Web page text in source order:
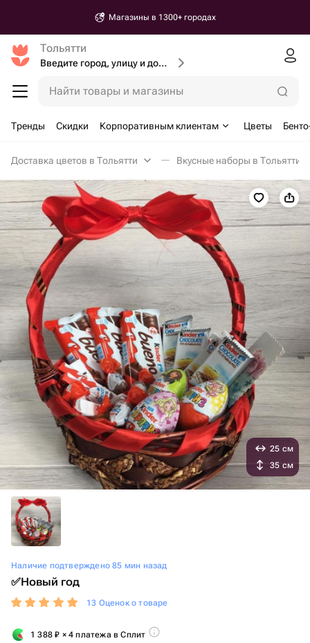
Магазины в 1300+ городах
Тольятти
Введите город, улицу и дом доставки
Найти товары и магазины
Тренды Скидки Корпоративным клиентам Цветы
Доставка цветов в Тольятти Вкусные наборы в Тольятти
Наличие подтверждено 85 мин назад
✅Новый год
13 Оценок о товаре
1 388₽ × 4 платежа в Сплит
25 см
35 см